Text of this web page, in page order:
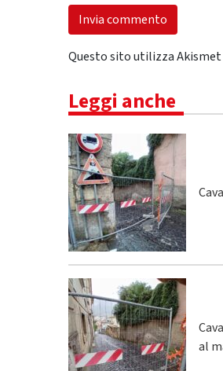
Questo sito utilizza
Leggi anche
al